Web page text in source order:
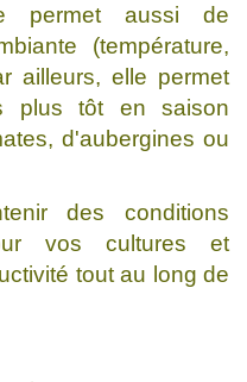
permet aussi de
(température,
ailleurs, elle permet
plus tôt en saison
d'aubergines ou
des conditions
vos cultures et
tout au long de